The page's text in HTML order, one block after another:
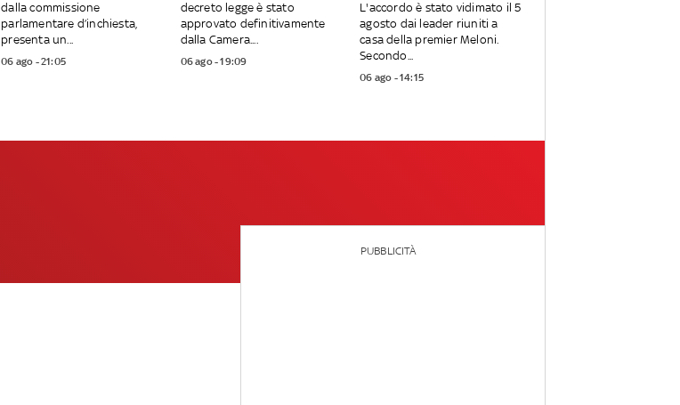
dalla commissione
parlamentare d’inchiesta,
presenta un...
06 ago - 21:05
decreto legge è stato
approvato definitivamente
dalla Camera....
06 ago - 19:09
L'accordo è stato vidimato il 5
agosto dai leader riuniti a
casa della premier Meloni.
Secondo...
06 ago - 14:15
PUBBLICITÀ